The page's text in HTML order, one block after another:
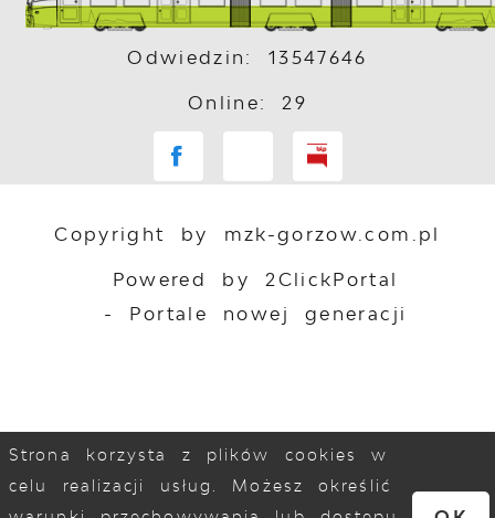
Odwiedzin: 13547646
Online: 29
Copyright by mzk-gorzow.com.pl
Powered by 2ClickPortal
- Portale nowej generacji
Strona korzysta z plików cookies w
celu realizacji usług. Możesz określić